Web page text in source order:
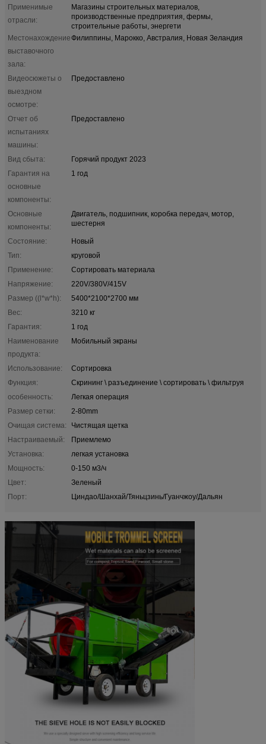
Применимые
отрасли:
Магазины строительных материалов,
производственные предприятия, фермы,
строительные работы, энергети
Местонахождение
выставочного
зала:
Филиппины, Марокко, Австралия, Новая Зеландия
Видеосюжеты о
выездном
осмотре:
Предоставлено
Отчет об
испытаниях
машины:
Предоставлено
Вид сбыта:
Горячий продукт 2023
Гарантия на
основные
компоненты:
1 год
Основные
компоненты:
Двигатель, подшипник, коробка передач, мотор,
шестерня
Состояние:
Новый
Тип:
круговой
Применение:
Сортировать материала
Напряжение:
220V/380V/415V
Размер ((l*w*h):
5400*2100*2700 мм
Вес:
3210 кг
Гарантия:
1 год
Наименование
продукта:
Мобильный экраны
Использование:
Сортировка
Функция:
Скрининг \ разъединение \ сортировать \ фильтруя
особенность:
Легкая операция
Размер сетки:
2-80mm
Очищая система:
Чистящая щетка
Настраиваемый:
Приемлемо
Установка:
легкая установка
Мощность:
0-150 м3/ч
Цвет:
Зеленый
Порт:
Циндао/Шанхай/Тяньцзинь/Гуанчжоу/Дальян